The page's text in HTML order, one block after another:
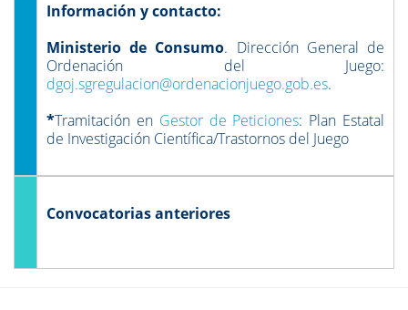
Información y contacto:
Ministerio de Consumo. Dirección General de
Ordenación del Juego:
dgoj.sgregulacion@ordenacionjuego.gob.es.
*Tramitación en Gestor de Peticiones: Plan Estatal
de Investigación Científica/Trastornos del Juego
Convocatorias anteriores